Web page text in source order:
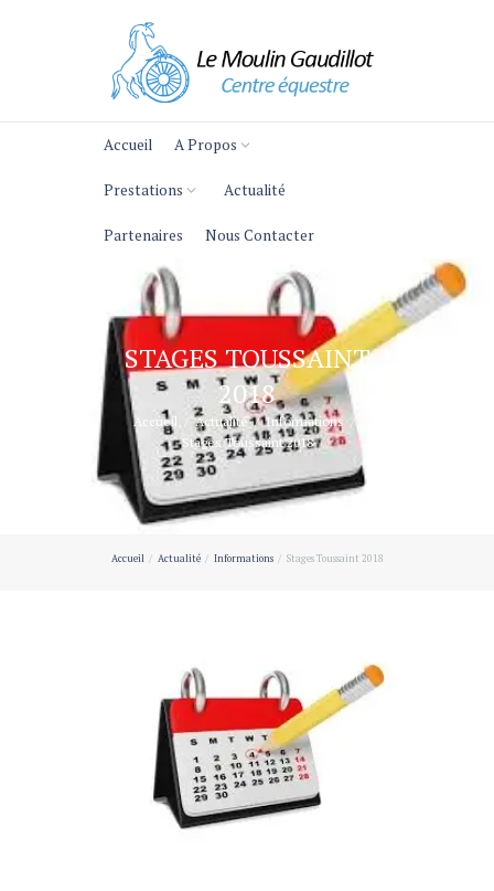
Accueil A Propos
Prestations Actualité
Partenaires Nous Contacter
STAGES TOUSSAINT
2018
Accueil Actualité
Informations
Stages Toussaint 2018
Accueil Actualité Informations Stages Toussaint 2018